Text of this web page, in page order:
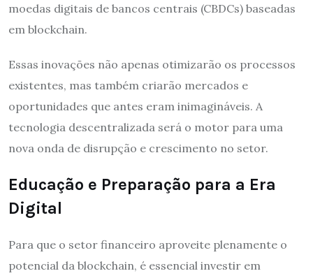
moedas digitais de bancos centrais (CBDCs) baseadas
em blockchain.
Essas inovações não apenas otimizarão os processos
existentes, mas também criarão mercados e
oportunidades que antes eram inimagináveis. A
tecnologia descentralizada será o motor para uma
nova onda de disrupção e crescimento no setor.
Educação e Preparação para a Era
Digital
Para que o setor financeiro aproveite plenamente o
potencial da blockchain, é essencial investir em